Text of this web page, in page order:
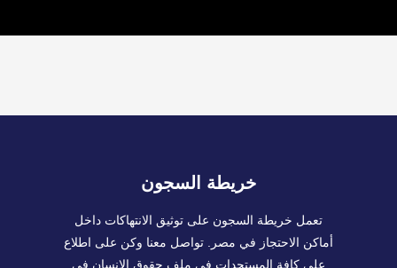
خريطة السجون
تعمل خريطة السجون على توثيق الانتهاكات داخل
أماكن الاحتجاز في مصر. تواصل معنا وكن على اطلاع
على كافة المستجدات في ملف حقوق الإنسان في